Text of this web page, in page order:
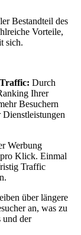
Bestandteil des
Vorteile,
sich.
Durch
Ihrer
Besuchern
Werbung
Klick. Einmal
Traffic
über längere
an, was zu
und der